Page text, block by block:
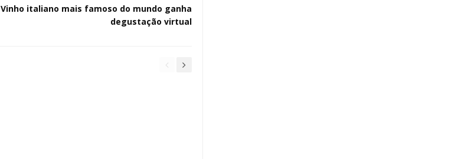
Vinho italiano mais famoso do mundo ganha
degustação virtual